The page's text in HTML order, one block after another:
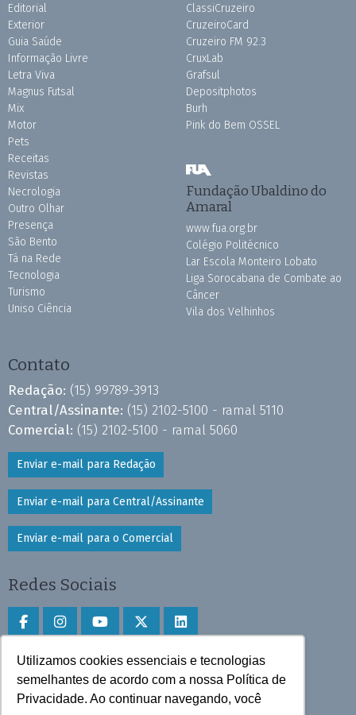
Utilizamos cookies essenciais e tecnologias
semelhantes de acordo com a nossa Política de
Privacidade. Ao continuar navegando, você
Editorial
Exterior
Guia Saúde
Informação Livre
Letra Viva
Magnus Futsal
Mix
Motor
Pets
Receitas
Revistas
Necrologia
Outro Olhar
Presença
São Bento
Tá na Rede
Tecnologia
Turismo
Uniso Ciência
ClassiCruzeiro
CruzeiroCard
Cruzeiro FM 92.3
CruxLab
Grafsul
Depositphotos
Burh
Pink do Bem OSSEL
Fundação Ubaldino do
Amaral
www.fua.org.br
Colégio Politécnico
Lar Escola Monteiro Lobato
Liga Sorocabana de Combate ao
Câncer
Vila dos Velhinhos
Contato
Redação: (15) 99789-3913
Central/Assinante: (15) 2102-5100 - ramal 5110
Comercial: (15) 2102-5100 - ramal 5060
Enviar e-mail para Redação
Enviar e-mail para Central/Assinante
Enviar e-mail para o Comercial
Redes Sociais
Faça download do aplicativo
Play Store e App Store